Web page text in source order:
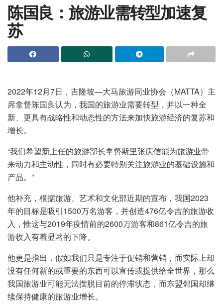
陈国良：旅游业需转型加速复
苏
2022年12月7日，吉隆坡—大马旅游同业协会（MATTA）主
席拿督陈国良认为，我国的旅游业需要转型，并以一种全
新、更具有战略性和动态性的方法来加快旅游经济的复苏和
增长。
“我们希望新上任的旅游部长拿督斯里张庆信能为旅游业带
来动力和主动性，同时有必要特别关注旅游业的基础设施和
产品。”
他补充，根据旅游、艺术和文化部近期的宣布，我国2023
年的目标是吸引1500万名游客，并创造476亿令吉的旅游收
入，惟这与2019年疫情前的2600万游客和861亿令吉的旅
游收入有着显著的下降。
他更是指出，假如我们只是专注于促销和营销，而实际上却
没有任何新的或重要的东西可以宣传或提供给全世界，那么
我国旅游业可能无法摆脱目前的停滞状态，而东盟邻国却继
续保持健康的旅游业增长。